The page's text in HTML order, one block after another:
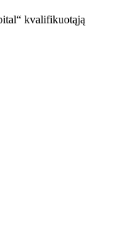
kvalifikuotąją